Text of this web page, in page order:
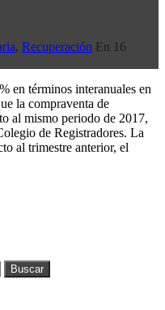
, Recuperación En 16
en términos interanuales en
la compraventa de
al mismo periodo de 2017,
de Registradores. La
al trimestre anterior, el